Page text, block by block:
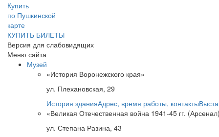
Купить
по Пушкинской
карте
КУПИТЬ БИЛЕТЫ
Версия для слабовидящих
Меню сайта
Музей
«История Воронежского края»
ул. Плехановская, 29
История зданияАдрес, время работы, контакты
«Великая Отечественная война 1941-45 гг.
ул. Степана Разина, 43